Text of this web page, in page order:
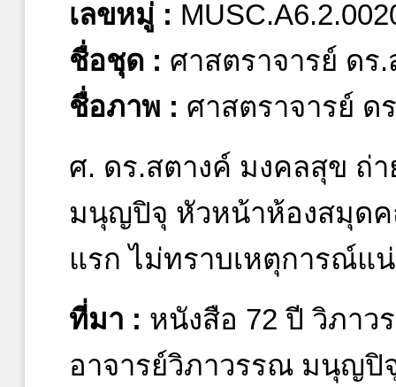
เลขหมู่ :
ชื่อชุด : ศาสตราจารย์ ดร
ชื่อภาพ : ศาสตราจารย์ ด
ศ. ดร.สตางค์ มงคลสุข ถ่
มนุญปิจุ หัวหน้าห้องสมุด
แรก ไม่ทราบเหตุการณ์แ
ที่มา : หนังสือ 72 ปี วิภา
อาจารย์วิภาวรรณ มนุญปิ